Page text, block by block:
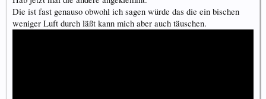
Die ist fast genauso obwohl ich sagen würde das die ein bischen
weniger Luft durch läßt kann mich aber auch täuschen.